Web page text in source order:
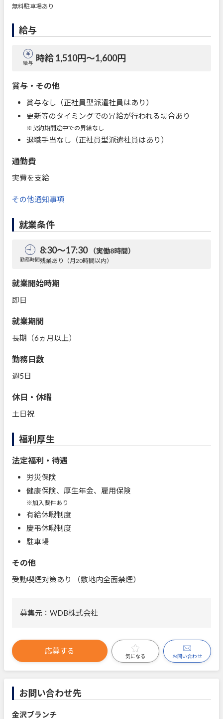
無料駐車場あり
給与
給与 時給 1,510円〜1,600円
賞与・その他
賞与なし（正社員型派遣社員はあり）
更新等のタイミングでの昇給が行われる場合あり
※契約期間途中での昇給なし
退職手当なし（正社員型派遣社員はあり）
通勤費
実費を支給
その他通知事項
就業条件
勤務時間
8:30～17:30 （実働8時間）
残業あり（月20時間以内）
就業開始時期
即日
就業期間
長期（6ヵ月以上）
勤務日数
週5日
休日・休暇
土日祝
福利厚生
法定福利・待遇
労災保険
健康保険、厚生年金、雇用保険
※加入要件あり
有給休暇制度
慶弔休暇制度
駐車場
その他
受動喫煙対策あり （敷地内全面禁煙）
募集元：WDB株式会社
応募する
気になる お問い合わせ
お問い合わせ先
金沢ブランチ